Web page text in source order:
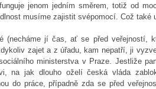
jenom jedním směrem, totiž od
musíme zajistit svépomocí. Což také
(necháme jí čas, ať se před veřejností,
zajet a z úřadu, kam nepatří, ji
ministerstva v Praze. Jestliže
na jak dlouho oželí česká vláda
do práce, případně zda se před